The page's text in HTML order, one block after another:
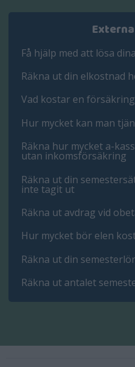
Få hjälp med att lösa
Räkna ut din elkostnad
Vad kostar en
Hur mycket kan man
Räkna hur mycket a-
utan inkomsförsäkring
Räkna ut din
inte tagit ut
Räkna ut avdrag vid
Hur mycket bör elen
Räkna ut din
Räkna ut antalet